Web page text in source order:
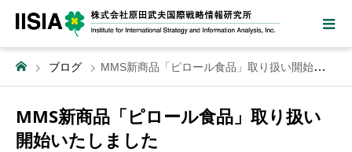
ブログ MMS新商品「ピロール食品」取り扱い開始いたしました
MMS新商品「ピロール食品」取り扱い
開始いたしました